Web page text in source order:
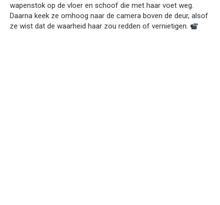
wapenstok op de vloer en schoof die met haar voet weg.
Daarna keek ze omhoog naar de camera boven de deur, alsof
ze wist dat de waarheid haar zou redden of vernietigen.